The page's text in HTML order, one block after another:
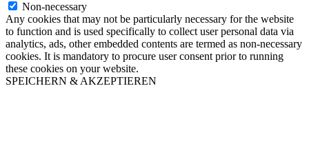
Non-necessary
Any cookies that may not be particularly necessary for the website
to function and is used specifically to collect user personal data via
analytics, ads, other embedded contents are termed as non-necessary
cookies. It is mandatory to procure user consent prior to running
these cookies on your website.
SPEICHERN & AKZEPTIEREN